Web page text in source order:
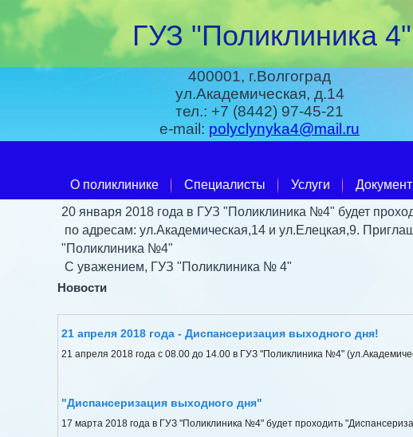
ГУЗ "Поликлиника 4"
400001, г.Волгоград
ул.Академическая, д.14
тел.: +7 (8442) 97-45-21
e-mail: polyclynyka4@mail.ru
О поликлинике Специалисты Услуги
20 января 2018 года в ГУЗ "Поликлиника №4" будет
по адресам: ул.Академическая,14 и ул.Елецкая,9.
"Поликлиника №4"
С уважением, ГУЗ "Поликлиника № 4"
Новости
21 апреля 2018 года - Диспансеризация выходного дня!
21 апреля 2018 года с 08.00 до 14.00 в ГУЗ "Поликлиника №4"
"Диспансеризация выходного дня"
17 марта 2018 года в ГУЗ "Поликлиника №4" будет проходить